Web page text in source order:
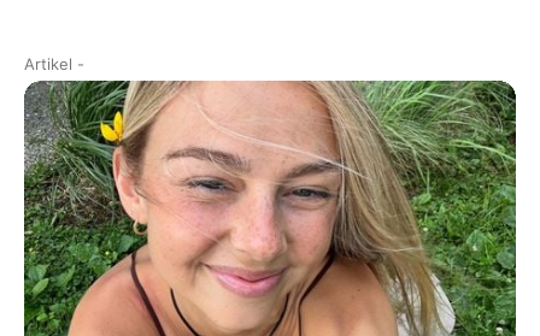
Artikel -